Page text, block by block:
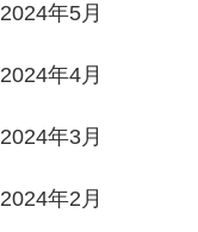
2024年5月
2024年4月
2024年3月
2024年2月